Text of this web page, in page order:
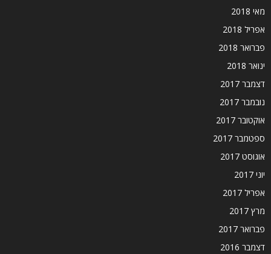
מאי 2018
אפריל 2018
פברואר 2018
ינואר 2018
דצמבר 2017
נובמבר 2017
אוקטובר 2017
ספטמבר 2017
אוגוסט 2017
יוני 2017
אפריל 2017
מרץ 2017
פברואר 2017
דצמבר 2016